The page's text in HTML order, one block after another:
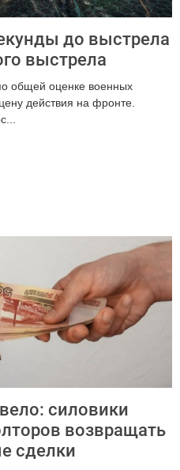
до выстрела
выстрела
общей оценке военных
действия на фронте.
силовики
возвращать
сделки